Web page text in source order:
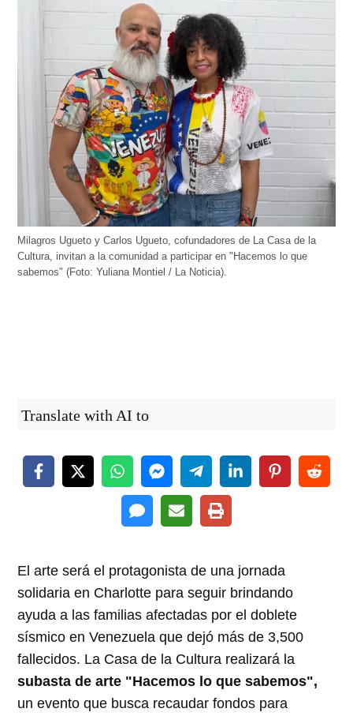
Milagros Ugueto y Carlos Ugueto, cofundadores de La Casa de la
Cultura, invitan a la comunidad a participar en "Hacemos lo que
sabemos" (Foto: Yuliana Montiel / La Noticia).
Translate with AI to
El arte será el protagonista de una jornada
solidaria en Charlotte para seguir brindando
ayuda a las familias afectadas por el doblete
sísmico en Venezuela que dejó más de 3,500
fallecidos. La Casa de la Cultura realizará la
subasta de arte "Hacemos lo que sabemos",
un evento que busca recaudar fondos para